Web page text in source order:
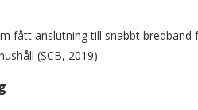
fått anslutning till snabbt
(SCB, 2019).